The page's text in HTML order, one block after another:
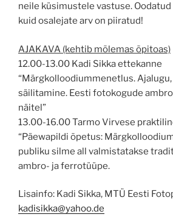
neile küsimustele vastuse.
kuid osalejate arv on piiratud!
AJAKAVA (kehtib mõlemas õpitoas)
12.00-13.00 Kadi Sikka ettekanne
“Märgkolloodiummenetlus.
säilitamine. Eesti fotokogude
näitel”
13.00-16.00 Tarmo Virvese
“Päewapildi õpetus:
publiku silme all valmistatakse
ambro- ja ferrotüüpe.
Lisainfo: Kadi Sikka, MTÜ Eesti
kadisikka@yahoo.de